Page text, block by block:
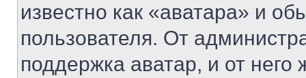
известно как «аватара» и
пользователя. От
поддержка аватар, и от него